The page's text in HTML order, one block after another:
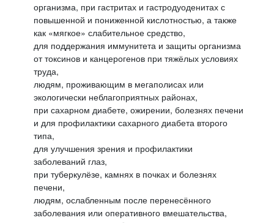
организма, при гастритах и гастродуоденитах с
повышенной и пониженной кислотностью, а также
как «мягкое» слабительное средство,
для поддержания иммунитета и защиты организма
от токсинов и канцерогенов при тяжёлых условиях
труда,
людям, проживающим в мегаполисах или
экологически неблагоприятных районах,
при сахарном диабете, ожирении, болезнях печени
и для профилактики сахарного диабета второго
типа,
для улучшения зрения и профилактики
заболеваний глаз,
при туберкулёзе, камнях в почках и болезнях
печени,
людям, ослабленным после перенесённого
заболевания или оперативного вмешательства,